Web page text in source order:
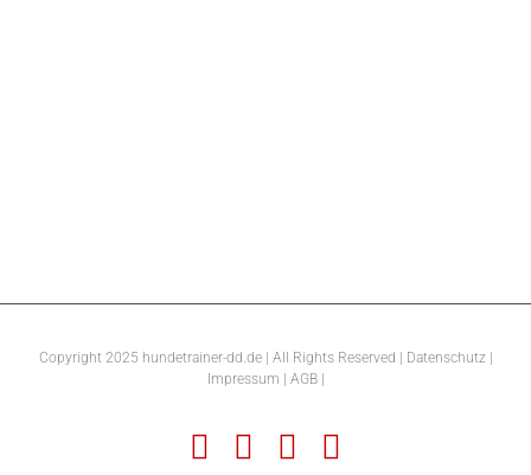
Copyright 2025 hundetrainer-dd.de | All Rights Reserved | Datenschutz |
Impressum | AGB|
FacebookPinterest